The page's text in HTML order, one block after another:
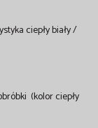
ciepły biały /
(kolor ciepły